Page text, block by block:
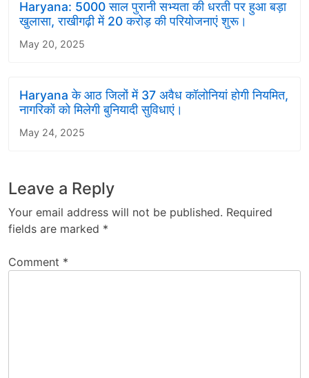
Haryana: 5000 साल पुरानी सभ्यता की धरती पर हुआ बड़ा
खुलासा, राखीगढ़ी में 20 करोड़ की परियोजनाएं शुरू।
May 20, 2025
Haryana के आठ जिलों में 37 अवैध कॉलोनियां होगी नियमित,
नागरिकों को मिलेगी बुनियादी सुविधाएं।
May 24, 2025
Leave a Reply
Your email address will not be published. Required
fields are marked *
Comment *